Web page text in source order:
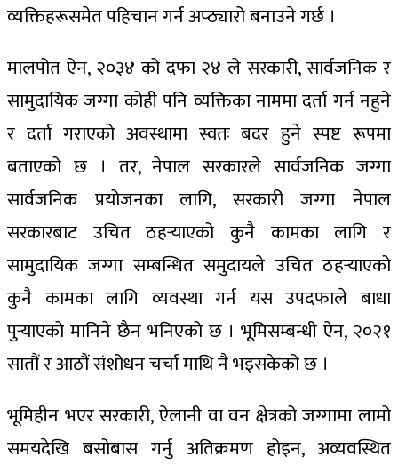
व्यक्तिहरूसमेत पहिचान गर्न अप्ठ्यारो बनाउने गर्छ ।
मालपोत ऐन, २०३४ को दफा २४ ले सरकारी, सार्वजनिक र
सामुदायिक जग्गा कोही पनि व्यक्तिका नाममा दर्ता गर्न नहुने
र दर्ता गराएको अवस्थामा स्वतः बदर हुने स्पष्ट रूपमा
बताएको छ । तर, नेपाल सरकारले सार्वजनिक जग्गा
सार्वजनिक प्रयोजनका लागि, सरकारी जग्गा नेपाल
सरकारबाट उचित ठहर्‍याएको कुनै कामका लागि र
सामुदायिक जग्गा सम्बन्धित समुदायले उचित ठहर्‍याएको
कुनै कामका लागि व्यवस्था गर्न यस उपदफाले बाधा
पुर्‍याएको मानिने छैन भनिएको छ । भूमिसम्बन्धी ऐन, २०२१
सातौं र आठौं संशोधन चर्चा माथि नै भइसकेको छ ।
भूमिहीन भएर सरकारी, ऐलानी वा वन क्षेत्रको जग्गामा लामो
समयदेखि बसोबास गर्नु अतिक्रमण होइन, अव्यवस्थित